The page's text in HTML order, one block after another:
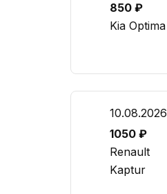
850 ₽
Kia Optima
10.08.2026
1050 ₽
Renault
Kaptur